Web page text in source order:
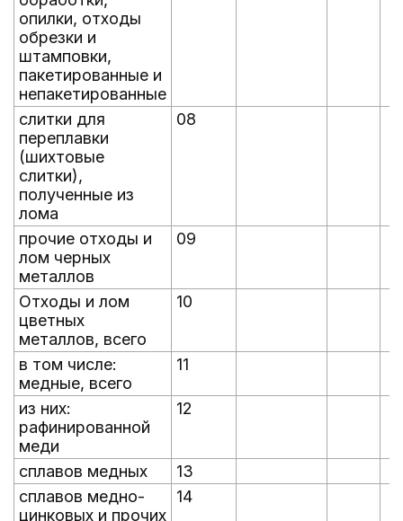
опилки, отходы
обрезки и
штамповки,
пакетированные и
непакетированные
слитки для
переплавки
(шихтовые
слитки),
полученные из
лома
08
прочие отходы и
лом черных
металлов
09
Отходы и лом
цветных
металлов, всего
10
в том числе:
медные, всего
11
из них:
рафинированной
меди
12
сплавов медных
13
сплавов медно-
цинковых и прочих
14